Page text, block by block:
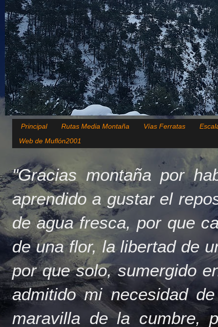
Principal Rutas Media Montaña Vías Ferratas
Web de Muflón2001
"Gracias montaña por
aprendido a gustar el
de agua fresca, por que
de una flor, la libertad de
por que solo, sumergido
admitido mi necesidad
maravilla de la cumbre,